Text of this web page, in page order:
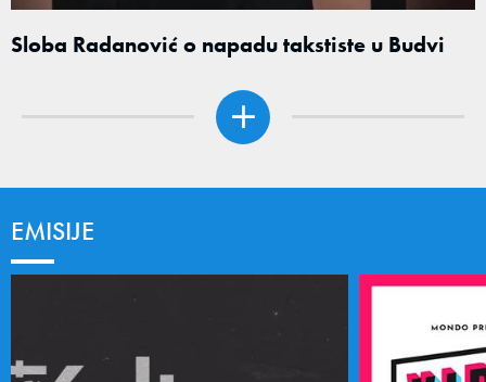
Sloba Radanović o napadu takstiste u Budvi
EMISIJE